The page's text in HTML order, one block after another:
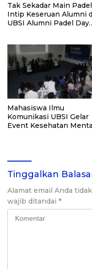
Tak Sekadar Main
Intip Keseruan Alumni
UBSI Alumni Padel Day
Mahasiswa Ilmu
Komunikasi UBSI Gelar
Event Kesehatan
Tinggalkan
Alamat email Anda
wajib ditandai *